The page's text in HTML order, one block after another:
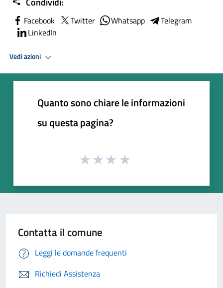
Facebook Twitter Whatsapp
Telegram
LinkedIn
Vedi azioni
Quanto sono chiare le informazioni
su questa pagina?
Contatta il comune
Leggi le domande frequenti
Richiedi Assistenza